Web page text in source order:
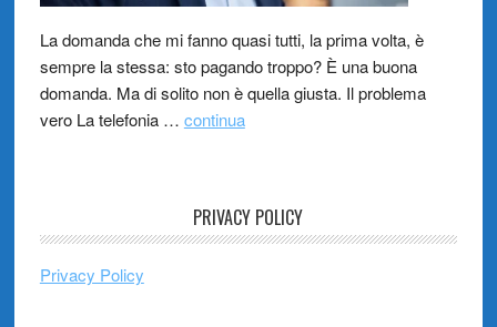
La domanda che mi fanno quasi tutti, la prima volta, è
sempre la stessa: sto pagando troppo? È una buona
domanda. Ma di solito non è quella giusta. Il problema
vero La telefonia … continua
PRIVACY POLICY
Privacy Policy